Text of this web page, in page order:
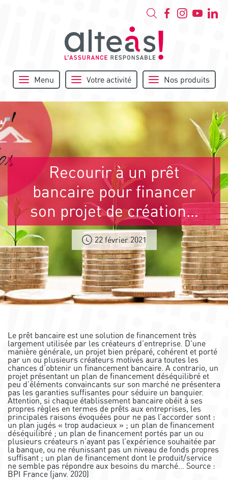
Menu Votre activité Nos produits
Recourir à un prêt
bancaire pour financer
son projet de création…
22 février 2021
Le prêt bancaire est une solution de financement très
largement utilisée par les créateurs d’entreprise. D’une
manière générale, un projet bien préparé, cohérent et porté
par un ou plusieurs créateurs motivés aura toutes les
chances d’obtenir un financement bancaire. A contrario, un
projet présentant un plan de financement déséquilibré et
peu d’éléments convaincants sur son marché ne présentera
pas les garanties suffisantes pour séduire un banquier.
Attention, si chaque établissement bancaire obéit à ses
propres règles en termes de prêts aux entreprises, les
principales raisons évoquées pour ne pas l’accorder sont :
un plan jugés « trop audacieux » ; un plan de financement
déséquilibré ; un plan de financement portés par un ou
plusieurs créateurs n’ayant pas l’expérience souhaitée par
la banque, ou ne réunissant pas un niveau de fonds propres
suffisant ; un plan de financement dont le produit/service
ne semble pas répondre aux besoins du marché… Source :
BPI France (janv. 2020)